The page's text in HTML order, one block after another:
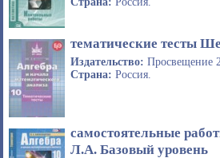
тематические тесты
Издательство: Просвещение
Страна: Россия.
самостоятельные
Л.А. Базовый уровень